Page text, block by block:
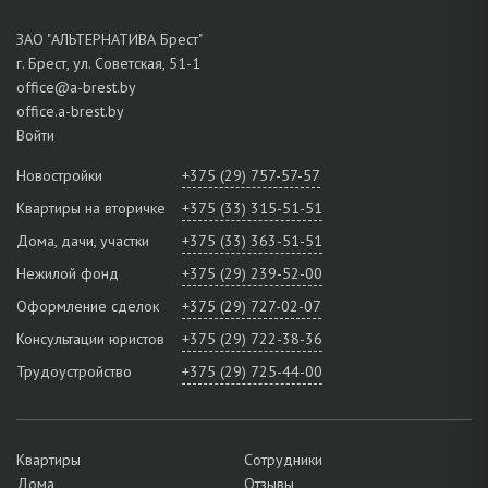
ЗАО "АЛЬТЕРНАТИВА Брест"
г. Брест, ул. Советская, 51-1
office@a-brest.by
office.a-brest.by
Войти
Новостройки
+375 (29) 757-57-57
Квартиры на вторичке
+375 (33) 315-51-51
Дома, дачи, участки
+375 (33) 363-51-51
Нежилой фонд
+375 (29) 239-52-00
Оформление сделок
+375 (29) 727-02-07
Консультации юристов
+375 (29) 722-38-36
Трудоустройство
+375 (29) 725-44-00
Квартиры
Дома
Сотрудники
Отзывы